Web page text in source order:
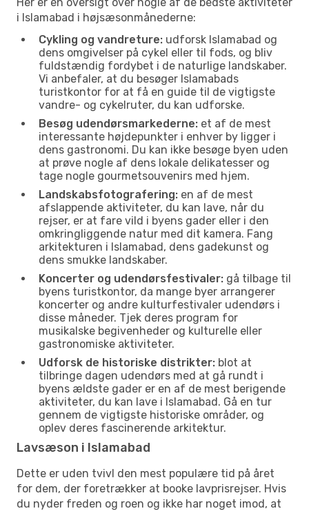
i Islamabad i højsæsonmånederne:
Cykling og vandreture: udforsk Islamabad og
dens omgivelser på cykel eller til fods, og bliv
fuldstændig fordybet i de naturlige landskaber.
Vi anbefaler, at du besøger Islamabads
turistkontor for at få en guide til de vigtigste
vandre- og cykelruter, du kan udforske.
Besøg udendørsmarkederne: et af de mest
interessante højdepunkter i enhver by ligger i
dens gastronomi. Du kan ikke besøge byen uden
at prøve nogle af dens lokale delikatesser og
tage nogle gourmetsouvenirs med hjem.
Landskabsfotografering: en af de mest
afslappende aktiviteter, du kan lave, når du
rejser, er at fare vild i byens gader eller i den
omkringliggende natur med dit kamera. Fang
arkitekturen i Islamabad, dens gadekunst og
dens smukke landskaber.
Koncerter og udendørsfestivaler: gå tilbage til
byens turistkontor, da mange byer arrangerer
koncerter og andre kulturfestivaler udendørs i
disse måneder. Tjek deres program for
musikalske begivenheder og kulturelle eller
gastronomiske aktiviteter.
Udforsk de historiske distrikter: blot at
tilbringe dagen udendørs med at gå rundt i
byens ældste gader er en af de mest berigende
aktiviteter, du kan lave i Islamabad. Gå en tur
gennem de vigtigste historiske områder, og
oplev deres fascinerende arkitektur.
Lavsæson i Islamabad
Dette er uden tvivl den mest populære tid på året
for dem, der foretrækker at booke lavprisrejser. Hvis
du nyder freden og roen og ikke har noget imod, at